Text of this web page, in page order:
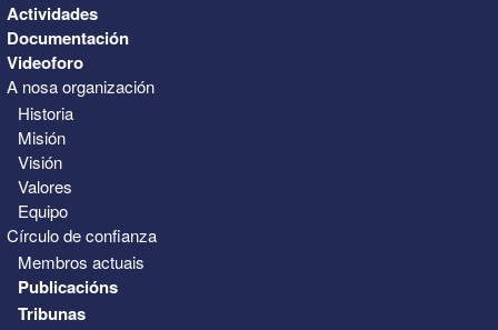
Actividades
Documentación
Videoforo
A nosa organización
Historia
Misión
Visión
Valores
Equipo
Círculo de confianza
Membros actuais
Publicacións
Tribunas